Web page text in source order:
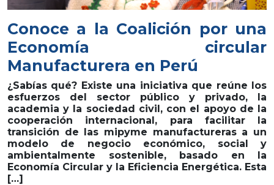
Conoce a la Coalición por una
Economía circular
Manufacturera en Perú
¿Sabías qué? Existe una iniciativa que reúne los
esfuerzos del sector público y privado, la
academia y la sociedad civil, con el apoyo de la
cooperación internacional, para facilitar la
transición de las mipyme manufactureras a un
modelo de negocio económico, social y
ambientalmente sostenible, basado en la
Economía Circular y la Eficiencia Energética. Esta
[…]